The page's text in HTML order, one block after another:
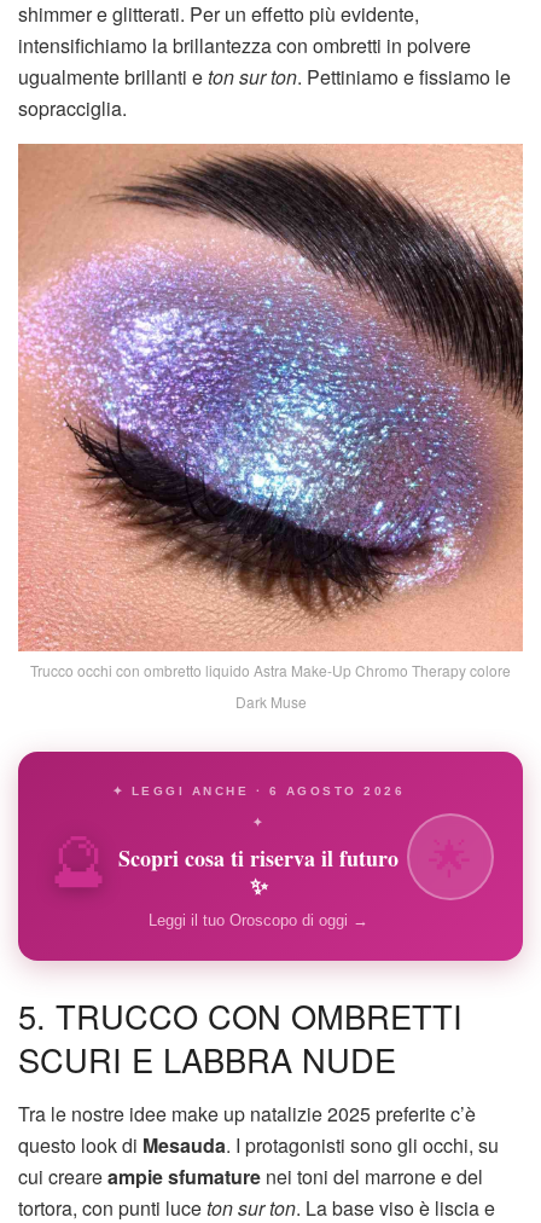
shimmer e glitterati. Per un effetto più evidente,
intensifichiamo la brillantezza con ombretti in polvere
ugualmente brillanti eton sur ton. Pettiniamo e fissiamo le
sopracciglia.
Trucco occhi con ombretto liquido Astra Make-Up Chromo Therapy colore
Dark Muse
🔮
✦ LEGGI ANCHE · 6 AGOSTO 2026
✦
Scopri cosa ti riserva il futuro
✨
Leggi il tuo Oroscopo di oggi →
5. TRUCCO CON OMBRETTI
SCURI E LABBRA NUDE
Tra le nostre idee make up natalizie 2025 preferite c’è
questo look di Mesauda. I protagonisti sono gli occhi, su
cui creareampie sfumature nei toni del marrone e del
tortora, con punti luceton sur ton. La base viso è liscia e